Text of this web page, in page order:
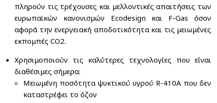
πληρούν τις τρέχουσες και μελλοντικές απαιτήσεις των
ευρωπαϊκών κανονισμών Ecodesign και F-Gas όσον
αφορά την ενεργειακή αποδοτικότητα και τις μειωμένες
εκπομπές CO2.
Χρησιμοποιούν τις καλύτερες τεχνολογίες που είναι
διαθέσιμες σήμερα:
Μειωμένη ποσότητα ψυκτικού υγρού R-410A που δεν
καταστρέφει το όζον